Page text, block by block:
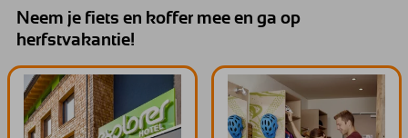
Neem je fiets en koffer mee en ga op
herfstvakantie!